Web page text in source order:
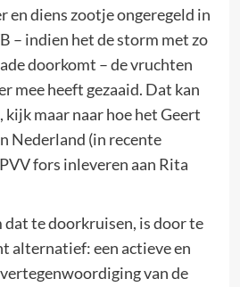
en diens zootje ongeregeld in
– indien het de storm met zo
doorkomt – de vruchten
mee heeft gezaaid. Dat kan
kijk maar naar hoe het Geert
Nederland (in recente
fors inleveren aan Rita
dat te doorkruisen, is door te
alternatief: een actieve en
van de